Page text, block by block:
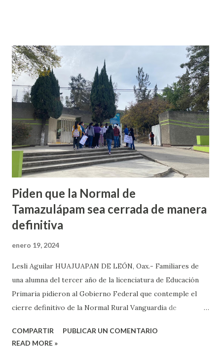
punto de que se firme el convenio entre el Gobierno del
Federal, Estatal y Municipal para que este programa se
desarrolle. Enfatizó que “yo creo a través de este mapeo, o
lo que le llamamos unidades de gestión es más fácil que nos
entreguen el recurso, es decir, en este momento estamos
en las unidades de gestión, que consiste en establecer las
zonas a cada sector, por lo que es muy importante que esto
existe en Huajuapan, ya que...
Piden que la Normal de
Tamazulápam sea cerrada de manera
definitiva
enero 19, 2024
Lesli Aguilar HUAJUAPAN DE LEÓN, Oax.- Familiares de
una alumna del tercer año de la licenciatura de Educación
Primaria pidieron al Gobierno Federal que contemple el
cierre definitivo de la Normal Rural Vanguardia de
Estudiantil agredieron a estudiantes de tercer grado,
COMPARTIR
PUBLICAR UN COMENTARIO
READ MORE »